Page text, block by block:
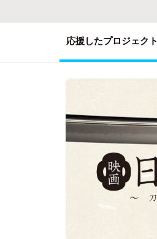
応援したプロジェクト